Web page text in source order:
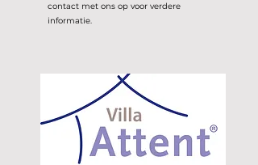
contact met ons op voor verdere
informatie.